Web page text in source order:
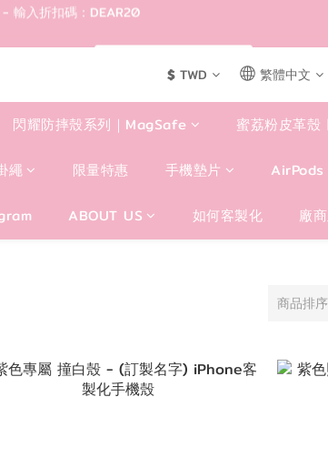
輸入折扣碼：DEAR20
1 6
4
1
0
5
3
0
1
輸入折扣碼：DEAR20
$ TWD 繁體中文
閃耀防摔殼系列｜MagSafe 蜜荔粉皮革
繩 限量特惠 手機墊片 AirPods
ABOUT US 如何客製化 廠
商品排序